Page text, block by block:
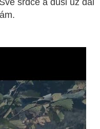
srdce a duši už dal